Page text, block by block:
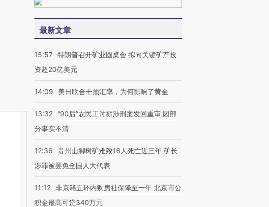
最新文章
15:57 特朗普召开矿业圆桌会 拟向关键矿产投
资超20亿美元
14:09 美日联合干预汇率，为何影响了黄金
13:32 “90后”农民工讨薪涉刑案发回重审 因部
分事实不清
12:36
贵州山脚树矿难致16人死亡近三年 矿长
涉罪被罢免全国人大代表
11:12 非京籍五环内购房社保降至一年 北京市公
积金最高可贷340万元